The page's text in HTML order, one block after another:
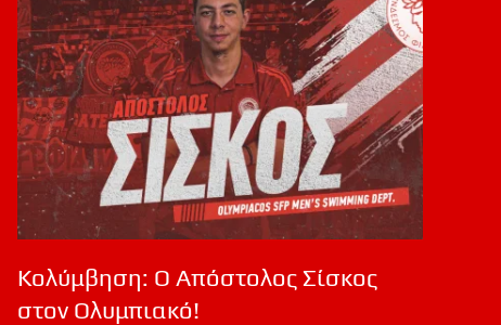
Κολύμβηση: Ο Απόστολος Σίσκος
στον Ολυμπιακό!